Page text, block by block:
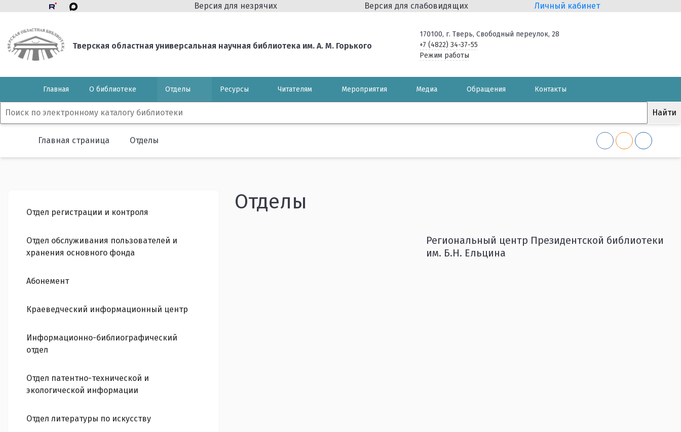
Версия для незрячих Версия для слабовидящих Личный кабинет
Тверская областная универсальная научная библиотека им. А. М. Горького
170100, г. Тверь, Свободный переулок, 28
+7 (4822) 34-37-55
Режим работы
Главная О библиотеке Отделы Ресурсы Читателям Мероприятия Медиа Обращения Контакты
Главная страница Отделы
Отдел регистрации и контроля
Отдел обслуживания пользователей и
хранения основного фонда
Абонемент
Краеведческий информационный центр
Информационно-библиографический
отдел
Отдел патентно-технической и
экологической информации
Отдел литературы по искусству
Отделы
Региональный центр Президентской библиотеки
им. Б.Н. Ельцина